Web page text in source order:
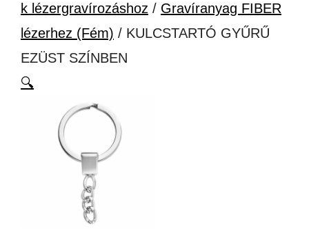
k lézergravírozáshoz / Gravíranyag FIBER
lézerhez (Fém) / KULCSTARTÓ GYŰRŰ
EZÜST SZÍNBEN
🔍